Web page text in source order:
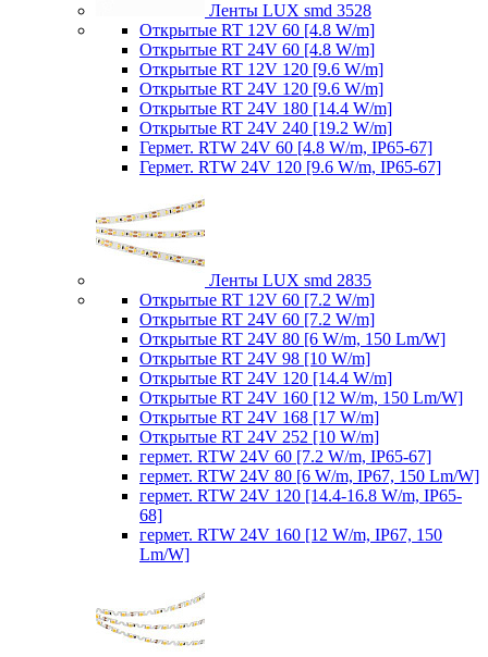
Ленты LUX smd 3528
Открытые RT 12V 60 [4.8 W/m]
Открытые RT 24V 60 [4.8 W/m]
Открытые RT 12V 120 [9.6 W/m]
Открытые RT 24V 120 [9.6 W/m]
Открытые RT 24V 180 [14.4 W/m]
Открытые RT 24V 240 [19.2 W/m]
Гермет. RTW 24V 60 [4.8 W/m, IP65-67]
Гермет. RTW 24V 120 [9.6 W/m, IP65-67]
Ленты LUX smd 2835
Открытые RT 12V 60 [7.2 W/m]
Открытые RT 24V 60 [7.2 W/m]
Открытые RT 24V 80 [6 W/m, 150 Lm/W]
Открытые RT 24V 98 [10 W/m]
Открытые RT 24V 120 [14.4 W/m]
Открытые RT 24V 160 [12 W/m, 150 Lm/W]
Открытые RT 24V 168 [17 W/m]
Открытые RT 24V 252 [10 W/m]
гермет. RTW 24V 60 [7.2 W/m, IP65-67]
гермет. RTW 24V 80 [6 W/m, IP67, 150 Lm/W]
гермет. RTW 24V 120 [14.4-16.8 W/m, IP65-
68]
гермет. RTW 24V 160 [12 W/m, IP67, 150
Lm/W]